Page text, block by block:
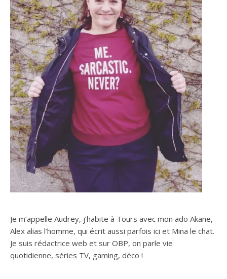
Je m’appelle Audrey, j’habite à Tours avec mon ado Akane,
Alex alias l’homme, qui écrit aussi parfois ici et Mina le chat.
Je suis rédactrice web et sur OBP, on parle vie
quotidienne, séries TV, gaming, déco !